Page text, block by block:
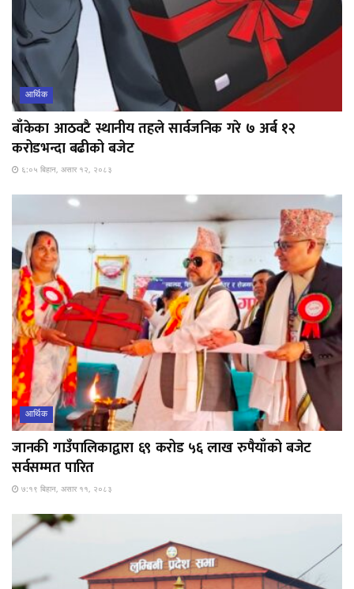
आर्थिक
बाँकेका आठवटै स्थानीय तहले सार्वजनिक गरे ७ अर्ब १२
करोडभन्दा बढीको बजेट
६:०५ बिहान, असार १२, २०८३
आर्थिक
जानकी गाउँपालिकाद्वारा ६९ करोड ५६ लाख रुपैयाँको बजेट
सर्वसम्मत पारित
७:१९ बिहान, असार ११, २०८३